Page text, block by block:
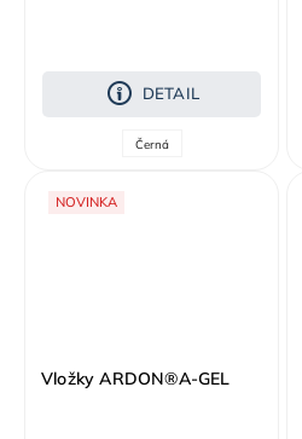
DETAIL
Černá
NOVINKA
Vložky ARDON®A-GEL